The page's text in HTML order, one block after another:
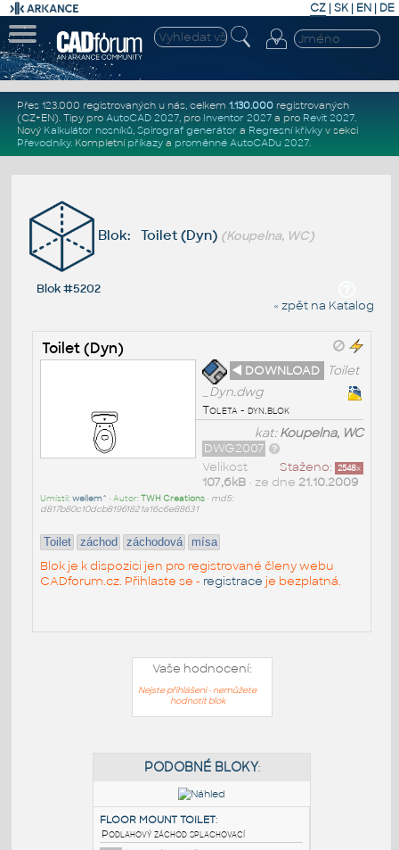
CZ | SK| EN | DE
Přes 123.000 registrovaných u nás, celkem 1.130.000registrovaných
(CZ+EN). Tipy pro AutoCAD 2027, pro Inventor 2027a pro Revit 2027.
Nový Kalkulátor nosníků, Spirograf generátor a Regresní křivkyv sekci
Převodníky. Kompletní příkazya proměnné AutoCADu 2027.
Blok: Toilet (Dyn) (Koupelna, WC)
Blok #5202
« zpět na Katalog
Toilet (Dyn)
◄ DOWNLOAD
Toilet
_Dyn.dwg
Toleta - dyn.blok
kat:Koupelna, WC
DWG2007
Staženo: 2548x
Velikost
107,6kB• ze dne 21.10.2009
Umístil:wellem^ • Autor:TWH Creations• md5:
d817b80c10dcb81961821a16c6e88631
Toilet záchod záchodová mísa
Blok je k dispozici jen pro registrované členy webu
CADforum.cz. Přihlaste se - registrace je bezplatná.
Vaše hodnocení:
Nejste přihlášeni - nemůžete
hodnotit blok